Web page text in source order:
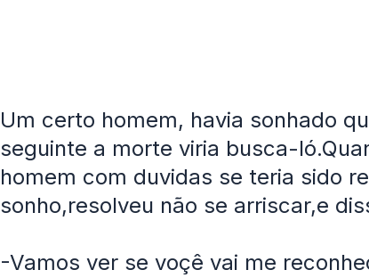
Um certo homem, havia sonhado
seguinte a morte viria busca-
homem com duvidas se teria sido
sonho,resolveu não se arriscar,e
-Vamos ver se voçê vai me